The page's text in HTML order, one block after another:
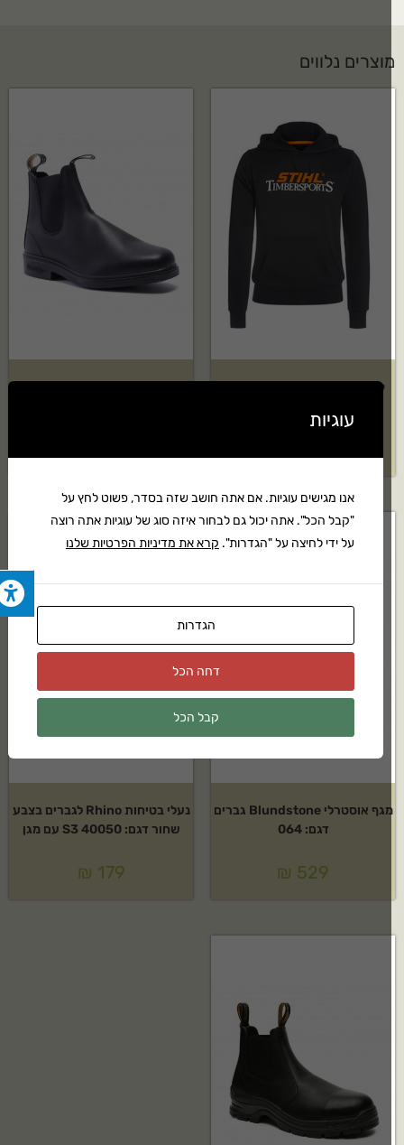
נלווים
קפוצ'ון טימפרספורט של STIHL
342
מגף אוסטרלי Blundstone גברים
דגם: 064
₪529
נעלי בטיחות Rhino לגברים בצבע
שחור דגם: 40050 S3 עם מגן
₪179
עוגיות
אנו מגישים עוגיות. אם אתה חושב שזה בסדר, פשוט לחץ על
"קבל הכל". אתה יכול גם לבחור איזה סוג של עוגיות אתה רוצה
על ידי לחיצה על "הגדרות".קרא את מדיניות הפרטיות שלנו
הגדרות
דחה הכל
קבל הכל